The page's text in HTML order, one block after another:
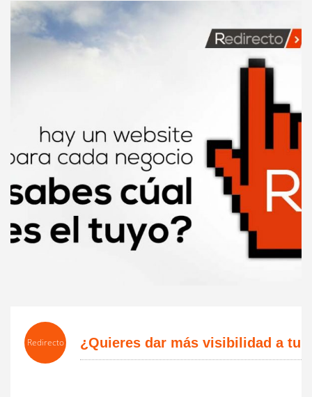
Redirecto ¿Quieres dar más visibilidad a tu